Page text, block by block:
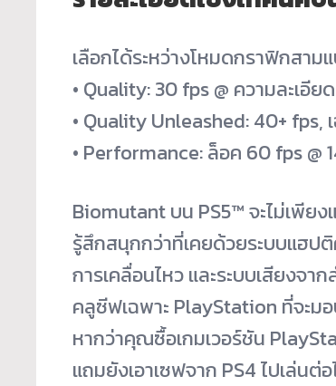
เลือกได้ระหว่างโหมดกราฟิกสาม
• Quality: 30 fps @ ความละเอีย
• Quality Unleashed: 40+
• Performance: ล็อค 60 fps @
Biomutant บน PS5™ จะไม่เพีย
รู้สึกสนุกกว่าที่เคยด้วยระบบแฮ
การเคลื่อนไหว และระบบเสียงจ
คลูซีฟเฉพาะ PlayStation ที่จะม
หากว่าคุณซื้อเกมเวอร์ชัน
แถมยังเอาเซฟจาก PS4 ไปเล่นต่